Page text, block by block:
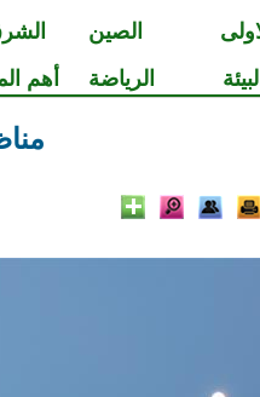
الصين
الرياضة أهم